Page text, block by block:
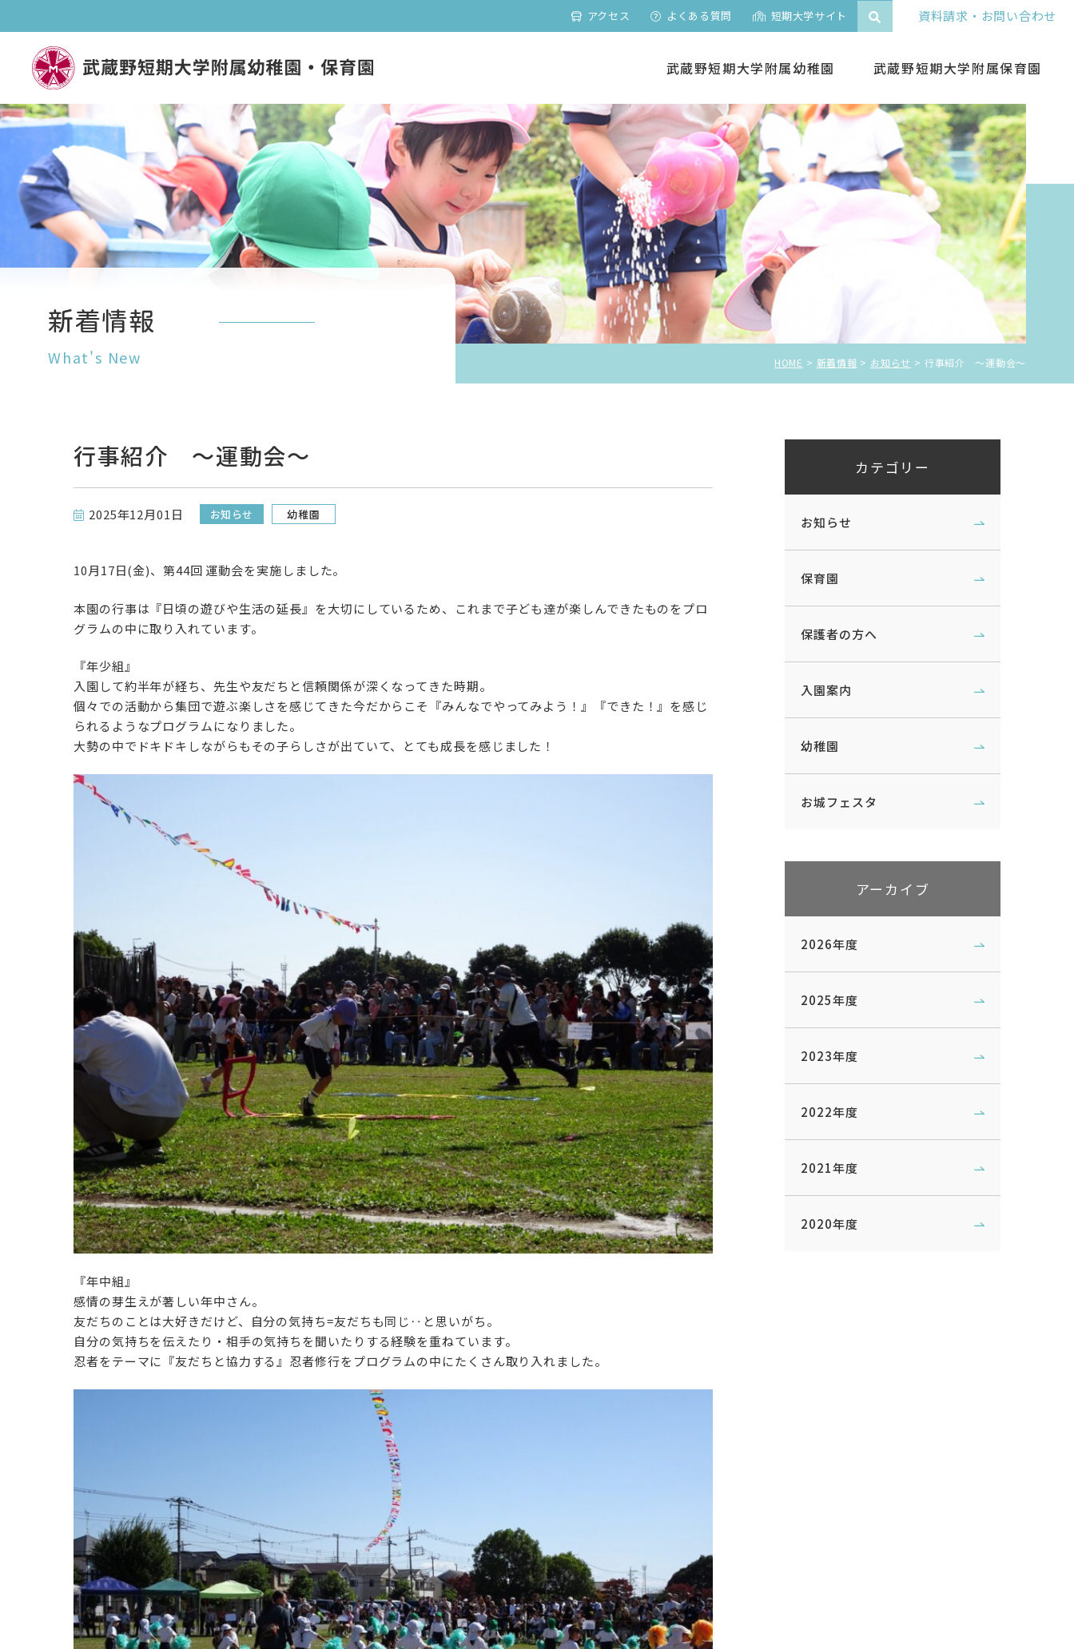
武蔵野短期大学附属幼稚園
幼稚園長あいさつ
園児の一日
施設紹介
動画ライブラリー
入園案内
未就園児向けイベント
よくある質問
武蔵野短期大学附属保育園
保育園長あいさつ
園児の一日
施設紹介
動画ライブラリー
入園案内
よくある質問
資料請求・お問い合わせ
アクセス よくある質問 短期大学サイト
新着情報
What's New HOME 新着情報 お知らせ 行事紹介 ～運動会～
行事紹介 ～運動会～
2025年12月01日 お知らせ 幼稚園
10月17日(金)、第44回 運動会を実施しました。
本園の行事は『日頃の遊びや生活の延長』を大切にしているため、これまで子ども達が楽しんできたものをプロ
グラムの中に取り入れています。
『年少組』
入園して約半年が経ち、先生や友だちと信頼関係が深くなってきた時期。
個々での活動から集団で遊ぶ楽しさを感じてきた今だからこそ『みんなでやってみよう！』『できた！』を感じ
られるようなプログラムになりました。
大勢の中でドキドキしながらもその子らしさが出ていて、とても成長を感じました！
『年中組』
感情の芽生えが著しい年中さん。
友だちのことは大好きだけど、自分の気持ち=友だちも同じ‥と思いがち。
自分の気持ちを伝えたり・相手の気持ちを聞いたりする経験を重ねています。
忍者をテーマに『友だちと協力する』忍者修行をプログラムの中にたくさん取り入れました。
カテゴリー
お知らせ
保育園
保護者の方へ
入園案内
幼稚園
お城フェスタ
アーカイブ
2026年度
2025年度
2023年度
2022年度
2021年度
2020年度